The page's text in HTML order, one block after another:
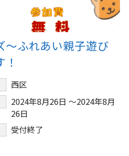
～ふれあい親子遊び
西区
2024年8月26日 ～2024年8月
26日
受付終了